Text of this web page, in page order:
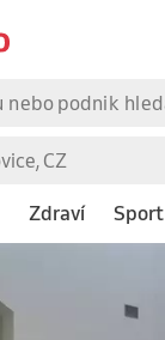
Zdraví Sport